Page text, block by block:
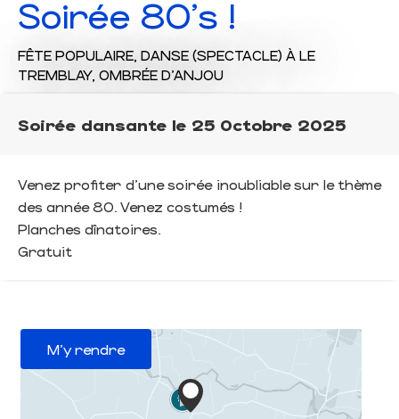
Soirée 80's !
FÊTE POPULAIRE, DANSE (SPECTACLE) À LE
TREMBLAY, OMBRÉE D'ANJOU
Soirée dansante le 25 Octobre 2025
Venez profiter d'une soirée inoubliable sur le thème
des année 80. Venez costumés !
Planches dînatoires.
Gratuit
M'y rendre